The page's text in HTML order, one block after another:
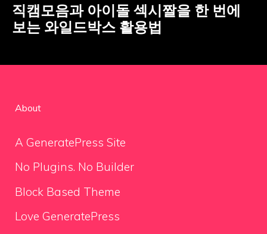
직캠모음과 아이돌 섹시짤을 한 번에
보는 와일드박스 활용법
About
A GeneratePress Site
No Plugins. No Builder
Block Based Theme
Love GeneratePress